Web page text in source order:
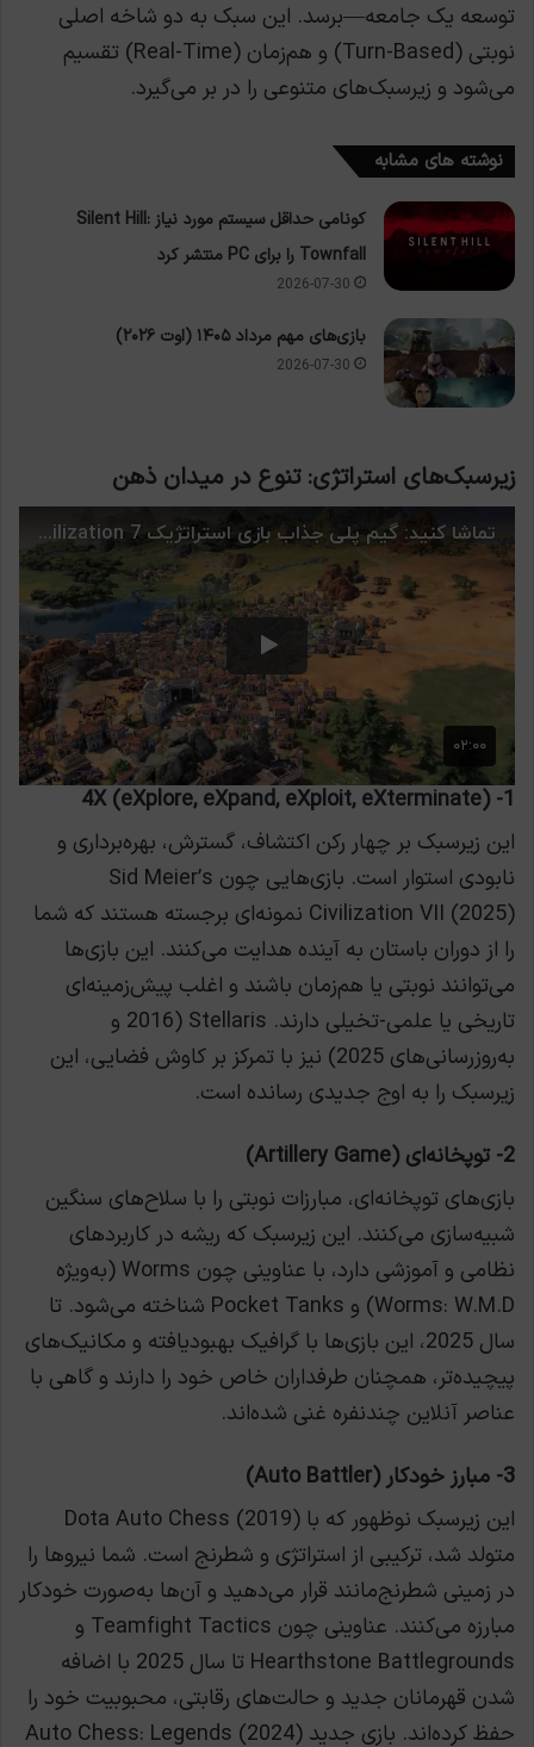
توسعه یک جامعه—برسد. این سبک به دو شاخه اصلی
نوبتی (Turn-Based) و هم‌زمان (Real-Time) تقسیم
می‌شود و زیرسبک‌های متنوعی را در بر می‌گیرد.
نوشته های مشابه
کونامی حداقل سیستم مورد نیاز Silent Hill:
Townfall را برای PC منتشر کرد
2026-07-30
بازی‌های مهم مرداد ۱۴۰۵ (اوت ۲۰۲۶)
2026-07-30
زیرسبک‌های استراتژی: تنوع در میدان ذهن
1- 4X (eXplore, eXpand, eXploit, eXterminate)
این زیرسبک بر چهار رکن اکتشاف، گسترش، بهره‌برداری و
نابودی استوار است. بازی‌هایی چون Sid Meier’s
Civilization VII (2025) نمونه‌ای برجسته هستند که شما
را از دوران باستان به آینده هدایت می‌کنند. این بازی‌ها
می‌توانند نوبتی یا هم‌زمان باشند و اغلب پیش‌زمینه‌ای
تاریخی یا علمی-تخیلی دارند. Stellaris (2016 و
به‌روزرسانی‌های 2025) نیز با تمرکز بر کاوش فضایی، این
زیرسبک را به اوج جدیدی رسانده است.
2- توپخانه‌ای (Artillery Game)
بازی‌های توپخانه‌ای، مبارزات نوبتی را با سلاح‌های سنگین
شبیه‌سازی می‌کنند. این زیرسبک که ریشه در کاربردهای
نظامی و آموزشی دارد، با عناوینی چون Worms (به‌ویژه
Worms: W.M.D) و Pocket Tanks شناخته می‌شود. تا
سال 2025، این بازی‌ها با گرافیک بهبودیافته و مکانیک‌های
پیچیده‌تر، همچنان طرفداران خاص خود را دارند و گاهی با
عناصر آنلاین چندنفره غنی شده‌اند.
3- مبارز خودکار (Auto Battler)
این زیرسبک نوظهور که با Dota Auto Chess (2019)
متولد شد، ترکیبی از استراتژی و شطرنج است. شما نیروها را
در زمینی شطرنج‌مانند قرار می‌دهید و آن‌ها به‌صورت خودکار
مبارزه می‌کنند. عناوینی چون Teamfight Tactics و
Hearthstone Battlegrounds تا سال 2025 با اضافه
شدن قهرمانان جدید و حالت‌های رقابتی، محبوبیت خود را
حفظ کرده‌اند. بازی جدید Auto Chess: Legends (2024)